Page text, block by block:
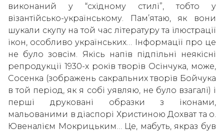
виконаний у “східному стилі”, тобто у
візантійсько-українському. Пам’ятаю, як вони
шукали скупу на той час літературу та ілюстрації
ікон, особливо українських… Інформації про це
не було зовсім. Якісь напів підпільні неякісні
репродукції 1930-х років творів Осінчука, може,
Сосенка (зображень сакральних творів Бойчука
в той період, як я собі уявляю, не було взагалі) і
перші друковані образки з іконами,
мальованими в діаспорі Христиною Дохват та о.
Ювеналієм Мокрицьким… Це, мабуть, якраз був